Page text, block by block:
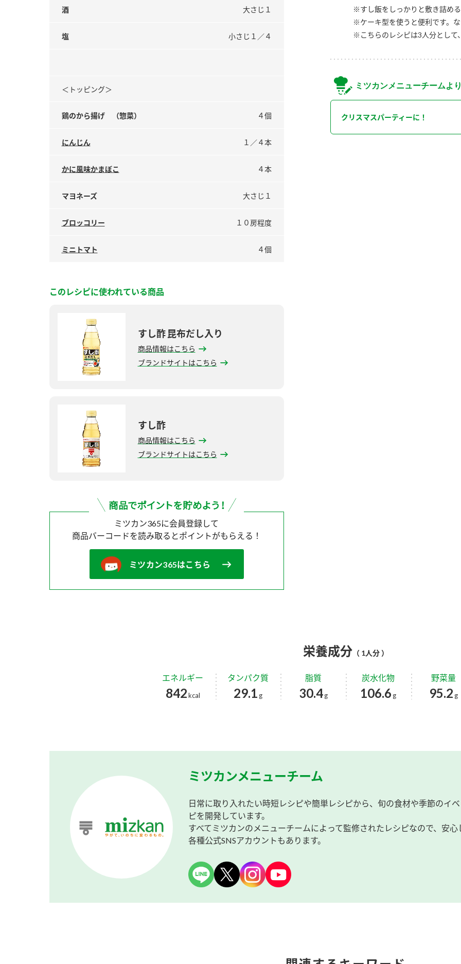
酒 大さじ１
塩 小さじ１／４
＜トッピング＞
鶏のから揚げ （惣菜） ４個
にんじん １／４本
かに風味かまぼこ ４本
マヨネーズ 大さじ１
ブロッコリー １０房程度
ミニトマト ４個
このレシピに使われている商品
すし酢 昆布だし入り
商品情報はこちら
ブランドサイトはこちら
すし酢
商品情報はこちら
ブランドサイトはこちら
ミツカン365に会員登録して
商品バーコードを読み取ると ポイントがもらえる！
ミツカン365はこちら
※すし飯をしっかりと敷き詰め
※ケーキ型を使うと便利です。
※こちらのレシピは3人分として
ミツカンメニューチームよ
クリスマスパーティーに！
栄養成分 （ 1人分 ）
エネルギー
842kcal
タンパク質
29.1 g
脂質
30.4 g
炭水化物
106.6 g
野菜量
95.2 g
ミツカンメニューチーム
日常に取り入れたい時短レシピや簡単レシピから、旬の食材や季節のイ
ピを開発しています。
すべてミツカンのメニューチームによって監修されたレシピなので、安
各種公式SNSアカウントもあります。